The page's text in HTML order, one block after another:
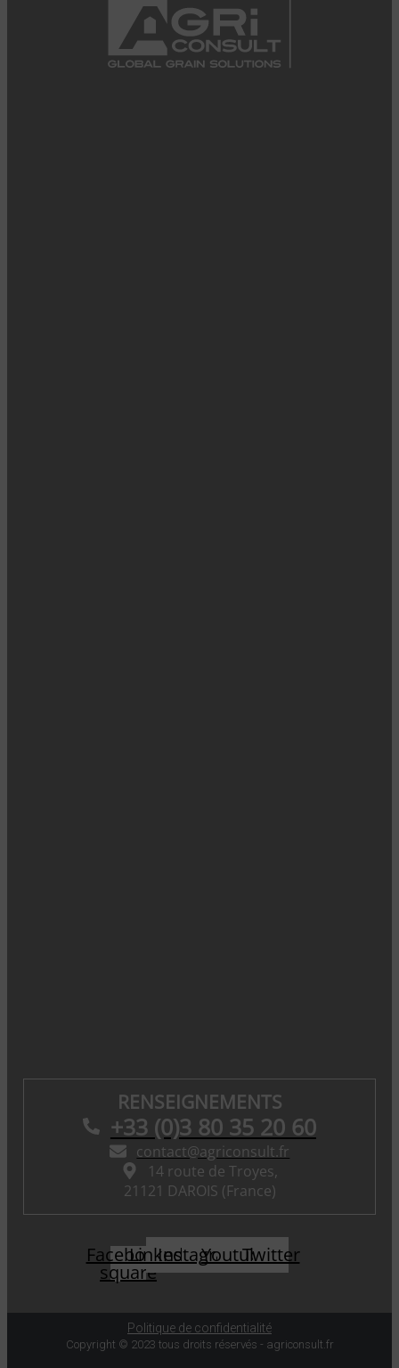
RENSEIGNEMENTS
+33 (0)3 80 35 20 60
contact@agriconsult.fr
14 route de Troyes,
21121 DAROIS (France)
Facebook-
square
Linkedin
Instagram
YoutubeTwitter
Politique de confidentialité
Copyright © 2023 tous droits réservés - agriconsult.fr